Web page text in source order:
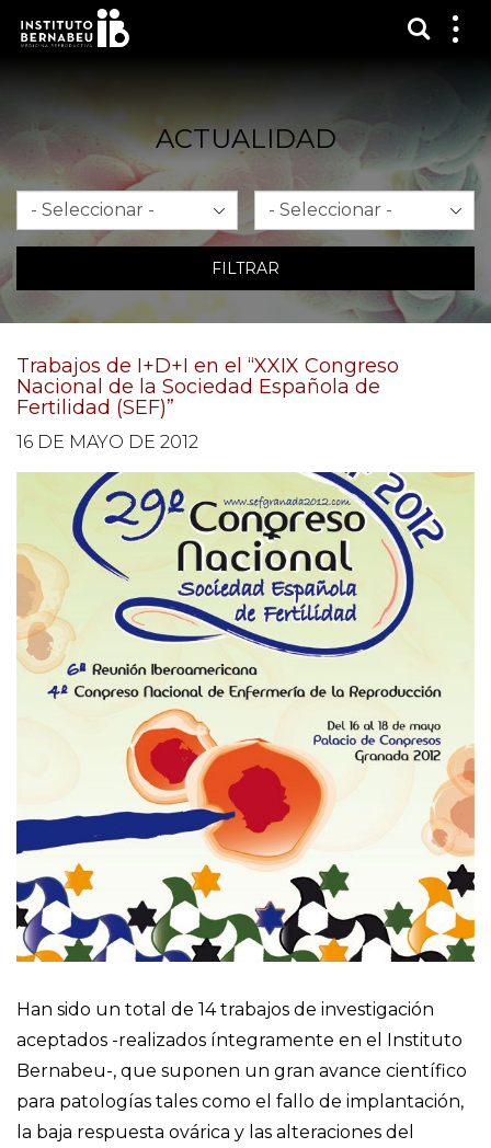
ACTUALIDAD
Mes Año
FILTRAR
Trabajos de I+D+I en el “XXIX Congreso
Nacional de la Sociedad Española de
Fertilidad (SEF)”
16 DE MAYO DE 2012
Han sido un total de 14 trabajos de investigación
aceptados -realizados íntegramente en el Instituto
Bernabeu-, que suponen un gran avance científico
para patologías tales como el fallo de implantación,
la baja respuesta ovárica y las alteraciones del